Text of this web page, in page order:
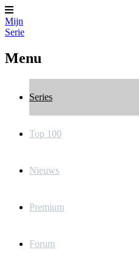
Mijn
Serie
Menu
Series
Top 100
Nieuws
Premium
Forum